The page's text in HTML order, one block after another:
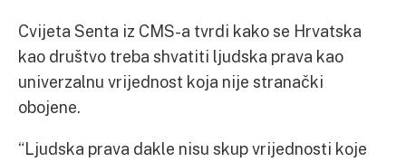
Cvijeta Senta iz CMS-a tvrdi kako se Hrvatska
kao društvo treba shvatiti ljudska prava kao
univerzalnu vrijednost koja nije stranački
obojene.
“Ljudska prava dakle nisu skup vrijednosti koje